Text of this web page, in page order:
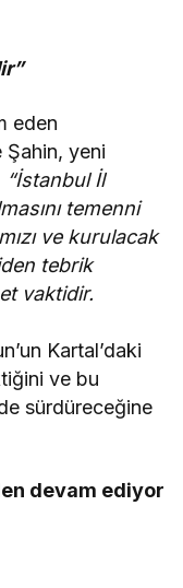
eden
Şahin, yeni
“İstanbul İl
temenni
ve kurulacak
tebrik
vaktidir.
Kartal’daki
ve bu
sürdüreceğine
devam ediyor